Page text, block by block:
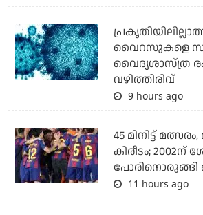
വൈറസുകളെ
വൈദ്യശാസ്ത്ര
വഴിത്തിരിവ്
9 hours ago
45 മിനിട്ട് മത്സരം,
കിരീടം;
11 hours ago